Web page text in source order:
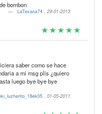
bombon
LaTexana74 , 29-01-2013
saber como se hace
a mi msg plis ¿quiero
luego bye bye bye
, 01-05-2011